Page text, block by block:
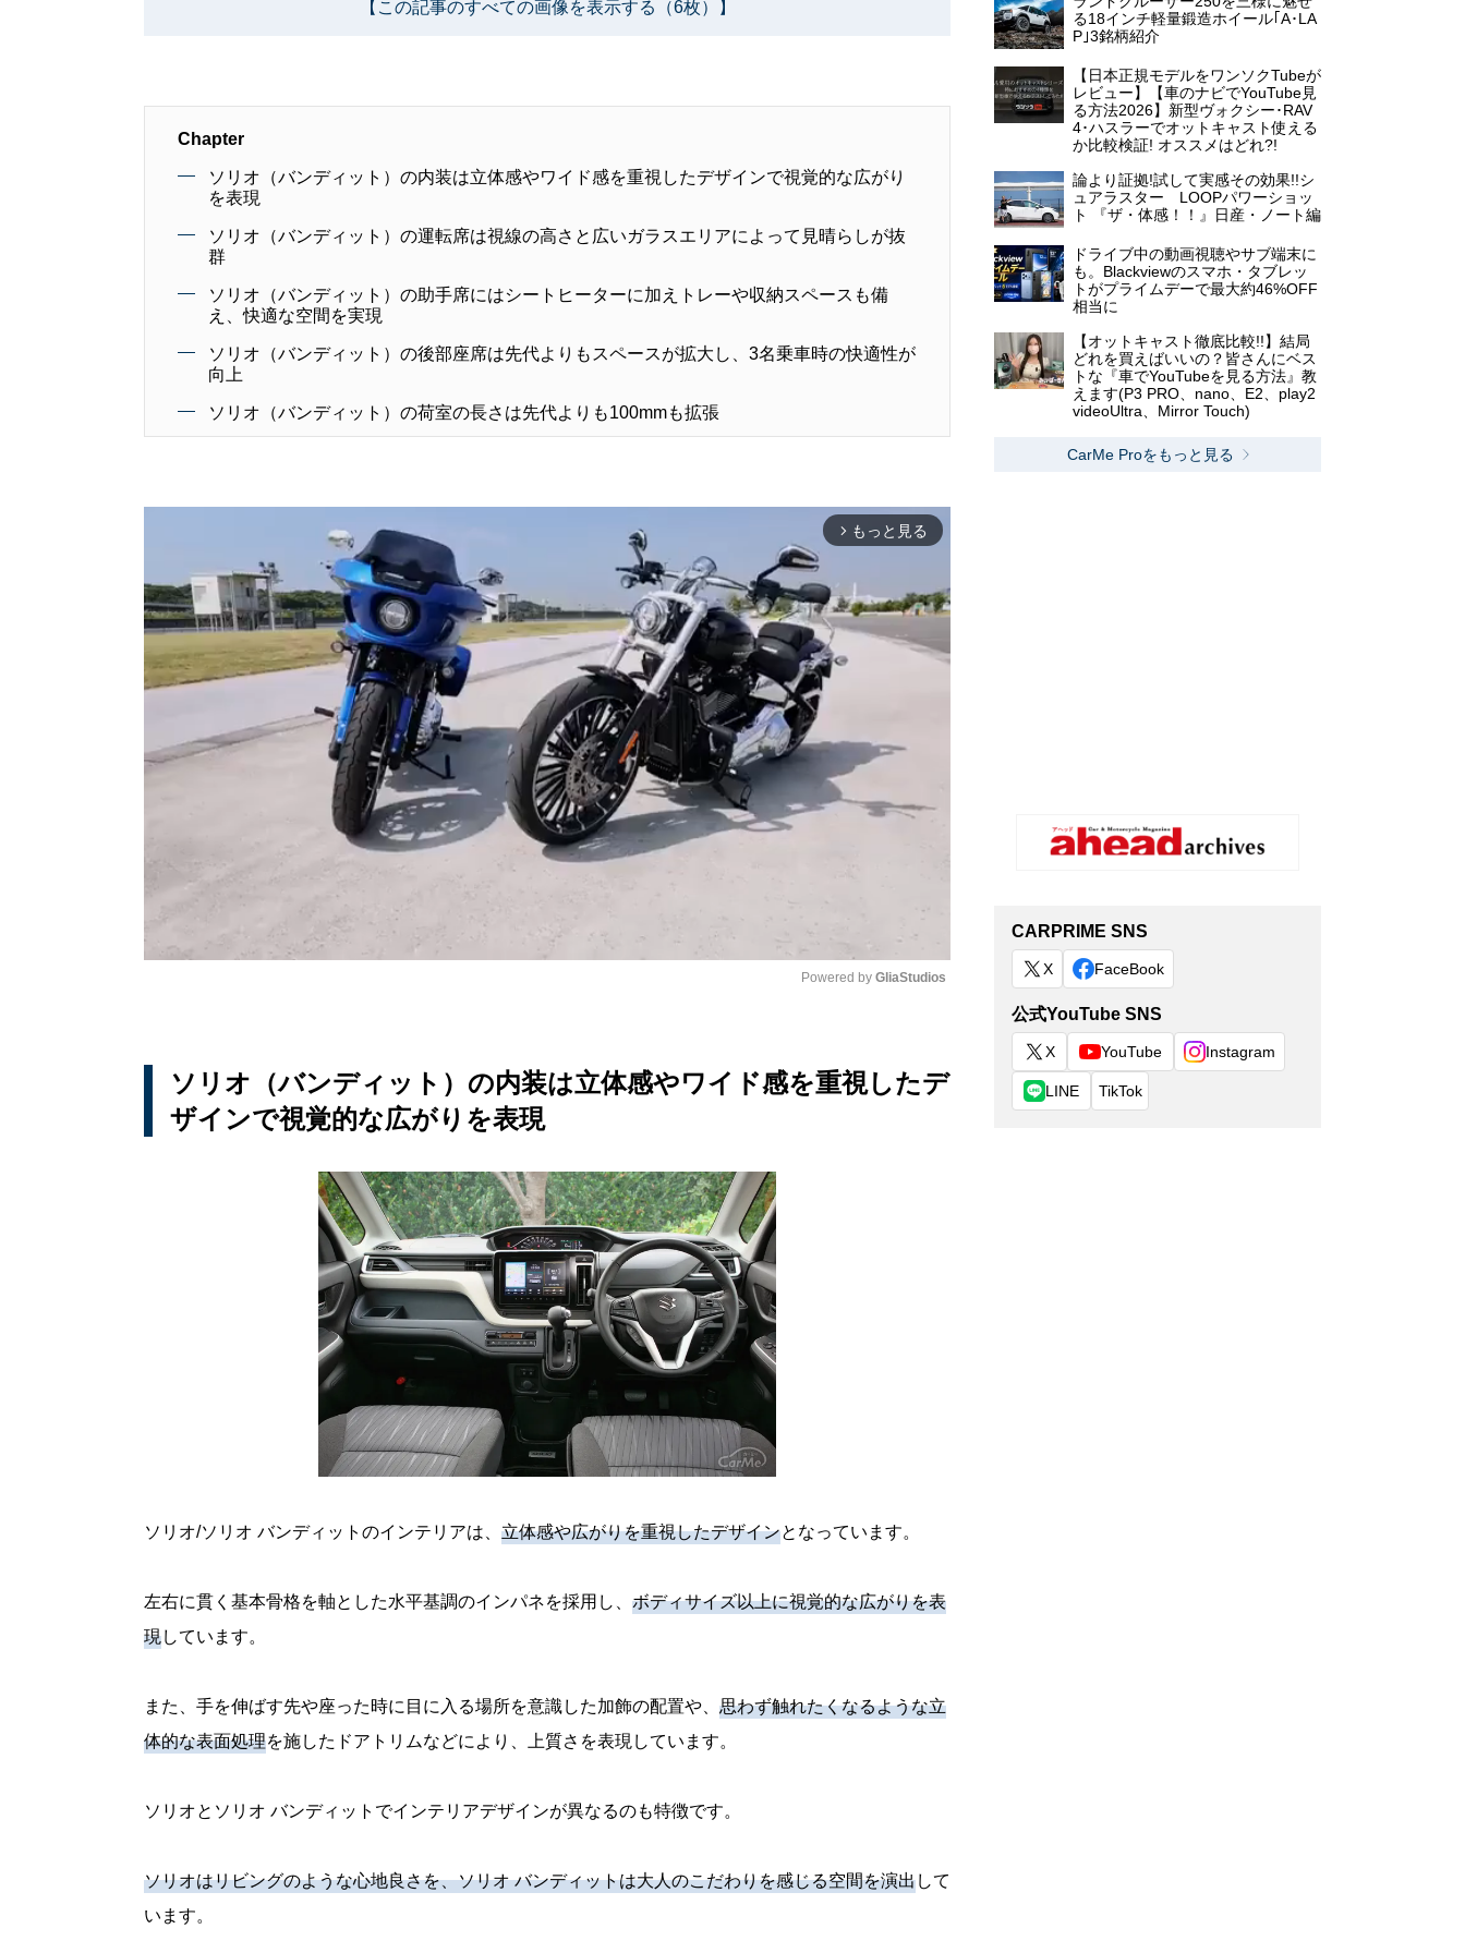
【この記事のすべての画像を表示する（6枚）】
Chapter
ソリオ（バンディット）の内装は立体感やワイド感を重視したデザインで視覚的な広がり
を表現
ソリオ（バンディット）の運転席は視線の高さと広いガラスエリアによって見晴らしが抜
群
ソリオ（バンディット）の助手席にはシートヒーターに加えトレーや収納スペースも備
え、快適な空間を実現
ソリオ（バンディット）の後部座席は先代よりもスペースが拡大し、3名乗車時の快適性が
向上
ソリオ（バンディット）の荷室の長さは先代よりも100mmも拡張
arrow_forward_ios もっと見る
u
t
Powered by GliaStudios
ソリオ（バンディット）の内装は立体感やワイド感を重視したデ
ザインで視覚的な広がりを表現
ソリオ/ソリオ バンディットのインテリアは、 立体感や広がりを重視したデザインとなっています。
左右に貫く基本骨格を軸とした水平基調のインパネを採用し、 ボディサイズ以上に視覚的な広がりを表
現しています。
また、手を伸ばす先や座った時に目に入る場所を意識した加飾の配置や、 思わず触れたくなるような立
体的な表面処理を施したドアトリムなどにより、上質さを表現しています。
ソリオとソリオ バンディットでインテリアデザインが異なるのも特徴です。
ソリオはリビングのような心地良さを、ソリオ バンディットは大人のこだわりを感じる空間を演出して
います。
る18インチ軽量鍛造ホイール｢A･LA
P｣3銘柄紹介
【日本正規モデルをワンソクTubeが
レビュー】【車のナビでYouTube見
る方法2026】新型ヴォクシー･RAV
4･ハスラーでオットキャスト使える
か比較検証! オススメはどれ?!
論より証拠!試して実感その効果!!シ
ュアラスター LOOPパワーショッ
ト 『ザ・体感！！』日産・ノート編
ドライブ中の動画視聴やサブ端末に
も。Blackviewのスマホ・タブレッ
トがプライムデーで最大約46%OFF
相当に
【オットキャスト徹底比較!!】結局
どれを買えばいいの？皆さんにベス
トな『車でYouTubeを見る方法』教
えます(P3 PRO、nano、E2、play2
videoUltra、Mirror Touch)
CarMe Proをもっと見る
CARPRIME SNS
X FaceBook
公式YouTube SNS
X YouTube Instagram
LINE TikTok